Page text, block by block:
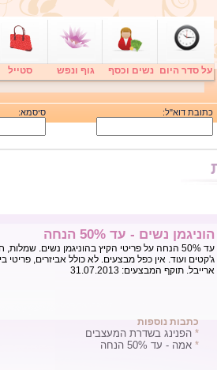
על סדר היום נשים וכסף גוף ונפש סטייל
כתובת דוא"ל: סיסמא:
הוניגמן נשים - עד 50% הנחה
עד 50% הנחה על פריטי הקיץ בהוניגמן נשים.
ג'קטים ועוד. אין כפל מבצעים. לא כולל אביזרים, פריטי
ארייבל. תוקף המבצעים: 31.07.2013
כתבות נוספות
*הפנינג בשדרת המעצבים
*אמה - עד 50% הנחה